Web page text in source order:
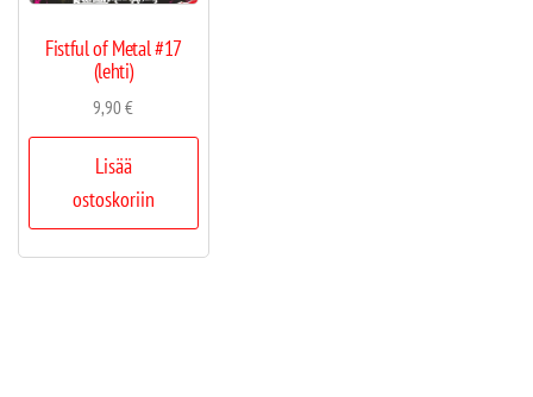
Fistful of Metal #17
(lehti)
9,90€
Lisää
ostoskoriin